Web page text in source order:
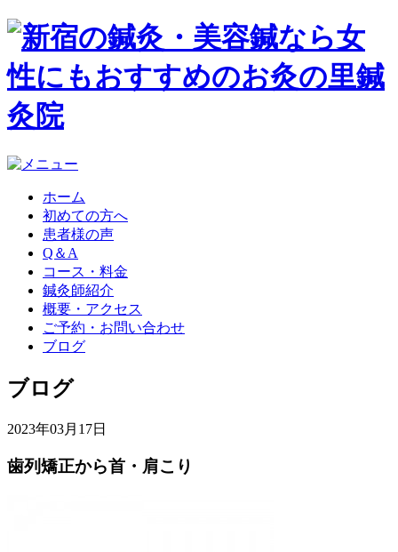
ホーム
初めての方へ
患者様の声
Q＆A
コース・料金
鍼灸師紹介
概要・アクセス
ご予約・お問い合わせ
ブログ
ブログ
2023年03月17日
歯列矯正から首・肩こり